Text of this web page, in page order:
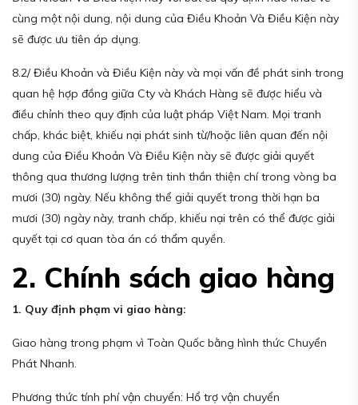
cùng một nội dung, nội dung của Điều Khoản Và Điều Kiện này
sẽ được ưu tiên áp dụng.
8.2/ Điều Khoản và Điều Kiện này và mọi vấn đề phát sinh trong
quan hệ hợp đồng giữa Cty và Khách Hàng sẽ được hiểu và
điều chỉnh theo quy định của luật pháp Việt Nam. Mọi tranh
chấp, khác biệt, khiếu nại phát sinh từ/hoặc liên quan đến nội
dung của Điều Khoản Và Điều Kiện này sẽ được giải quyết
thông qua thương lượng trên tinh thần thiện chí trong vòng ba
mươi (30) ngày. Nếu không thể giải quyết trong thời hạn ba
mươi (30) ngày này, tranh chấp, khiếu nại trên có thể được giải
quyết tại cơ quan tòa án có thẩm quyền.
2. Chính sách giao hàng
1. Quy định phạm vi giao hàng:
Giao hàng trong phạm vì Toàn Quốc bằng hình thức Chuyển
Phát Nhanh.
Phương thức tính phí vận chuyển: Hổ trợ vận chuyển